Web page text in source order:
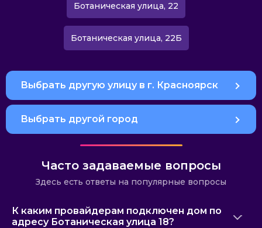
Ботаническая улица, 22
Ботаническая улица, 22Б
Выбрать другую улицу в г. Красноярск
Выбрать другой город
Часто задаваемые вопросы
Здесь есть ответы на популярные вопросы
К каким провайдерам подключен дом по
адресу Ботаническая улица 18?